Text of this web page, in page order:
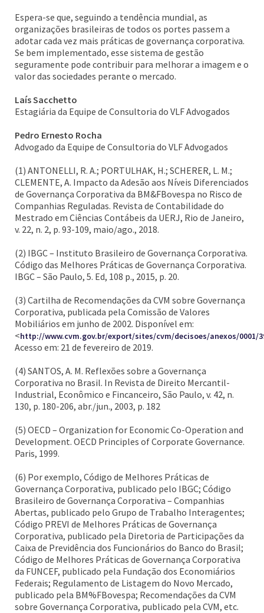
Espera-se que, seguindo a tendência mundial, as
organizações brasileiras de todos os portes passem a
adotar cada vez mais práticas de governança corporativa.
Se bem implementado, esse sistema de gestão
seguramente pode contribuir para melhorar a imagem e o
valor das sociedades perante o mercado.
Laís Sacchetto
Estagiária da Equipe de Consultoria do VLF Advogados
Pedro Ernesto Rocha
Advogado da Equipe de Consultoria do VLF Advogados
(1) ANTONELLI, R. A.; PORTULHAK, H.; SCHERER, L. M.;
CLEMENTE, A. Impacto da Adesão aos Níveis Diferenciados
de Governança Corporativa da BM&FBovespa no Risco de
Companhias Reguladas. Revista de Contabilidade do
Mestrado em Ciências Contábeis da UERJ, Rio de Janeiro,
v. 22, n. 2, p. 93-109, maio/ago., 2018.
(2) IBGC – Instituto Brasileiro de Governança Corporativa.
Código das Melhores Práticas de Governança Corporativa.
IBGC – São Paulo, 5. Ed, 108 p., 2015, p. 20.
(3) Cartilha de Recomendações da CVM sobre Governança
Corporativa, publicada pela Comissão de Valores
Mobiliários em junho de 2002. Disponível em:
<http://www.cvm.gov.br/export/sites/cvm/decisoes/anexos/0001/
Acesso em: 21 de fevereiro de 2019.
(4) SANTOS, A. M. Reflexões sobre a Governança
Corporativa no Brasil. In Revista de Direito Mercantil-
Industrial, Econômico e Fincanceiro, São Paulo, v. 42, n.
130, p. 180-206, abr./jun., 2003, p. 182
(5) OECD – Organization for Economic Co-Operation and
Development. OECD Principles of Corporate Governance.
Paris, 1999.
(6) Por exemplo, Código de Melhores Práticas de
Governança Corporativa, publicado pelo IBGC; Código
Brasileiro de Governança Corporativa – Companhias
Abertas, publicado pelo Grupo de Trabalho Interagentes;
Código PREVI de Melhores Práticas de Governança
Corporativa, publicado pela Diretoria de Participações da
Caixa de Previdência dos Funcionários do Banco do Brasil;
Código de Melhores Práticas de Governança Corporativa
da FUNCEF, publicado pela Fundação dos Economiários
Federais; Regulamento de Listagem do Novo Mercado,
publicado pela BM%FBovespa; Recomendações da CVM
sobre Governança Corporativa, publicado pela CVM, etc.